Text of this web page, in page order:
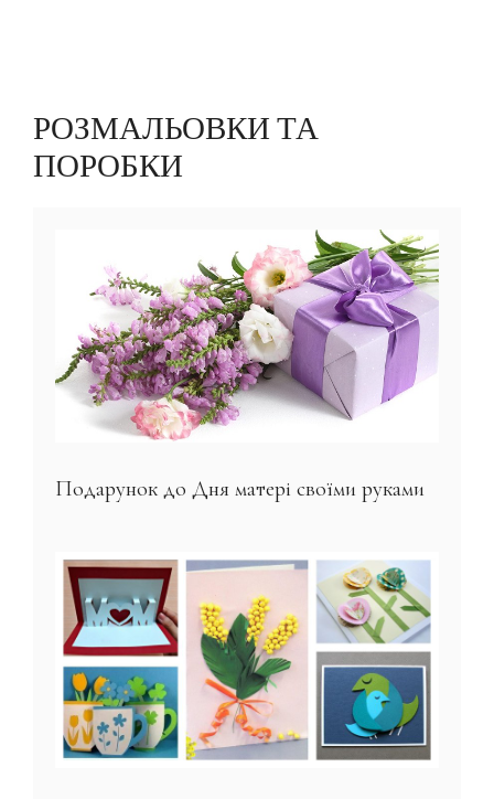
РОЗМАЛЬОВКИ ТА
ПОРОБКИ
Подарунок до Дня матері своїми руками